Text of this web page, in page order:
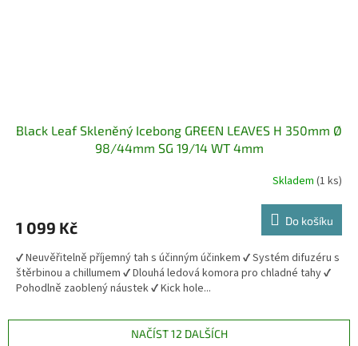
Black Leaf Skleněný Icebong GREEN LEAVES H 350mm Ø
98/44mm SG 19/14 WT 4mm
Skladem (1 ks)
1 099 Kč Do košíku
✔️ Neuvěřitelně příjemný tah s účinným účinkem ✔️ Systém difuzéru s
štěrbinou a chillumem ✔️ Dlouhá ledová komora pro chladné tahy ✔️
Pohodlně zaoblený náustek ✔️ Kick hole...
NAČÍST 12 DALŠÍCH